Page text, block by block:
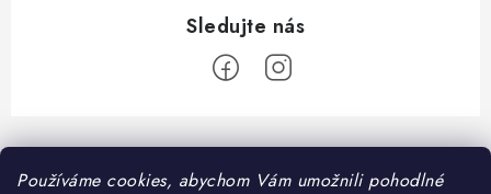
Používáme cookies, abychom Vám umožnili pohodlné
Z
á
Informace pro vás